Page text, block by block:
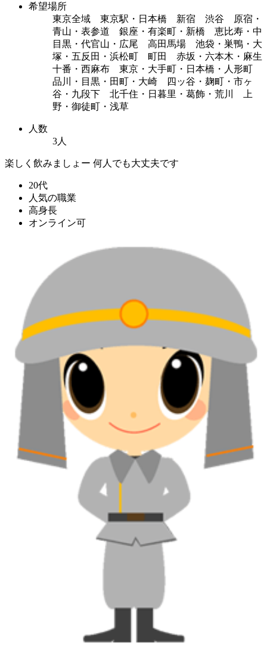
希望場所
東京全域 東京駅・日本橋 新宿 渋谷 原宿・
青山・表参道 銀座・有楽町・新橋 恵比寿・中
目黒・代官山・広尾 高田馬場 池袋・巣鴨・大
塚・五反田・浜松町 町田 赤坂・六本木・麻生
十番・西麻布 東京・大手町・日本橋・人形町
品川・目黒・田町・大崎 四ッ谷・麹町・市ヶ
谷・九段下 北千住・日暮里・葛飾・荒川 上
野・御徒町・浅草
人数
3人
楽しく飲みましょー 何人でも大丈夫です
20代
人気の職業
高身長
オンライン可